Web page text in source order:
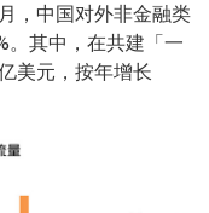
，中国对外非金融类
。其中，在共建「一
美元，按年增长